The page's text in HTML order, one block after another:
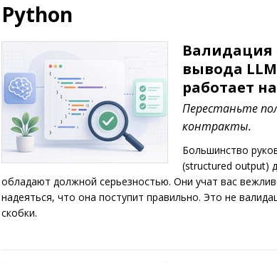
Python
Валидация
вывода
работает
Перестаньте
контракты.
Большинство
(structured output)
обладают должной серьезностью. Они учат вас
надеяться, что она поступит правильно. Это не
скобки.